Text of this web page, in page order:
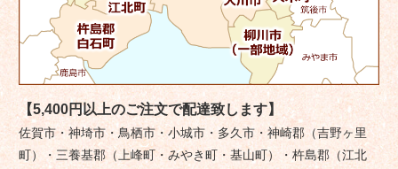
【5,400円以上のご注文で配達致します】
佐賀市・神埼市・鳥栖市・小城市・多久市・神崎郡（吉野ヶ里
町）・三養基郡（上峰町・みやき町・基山町）・杵島郡（江北